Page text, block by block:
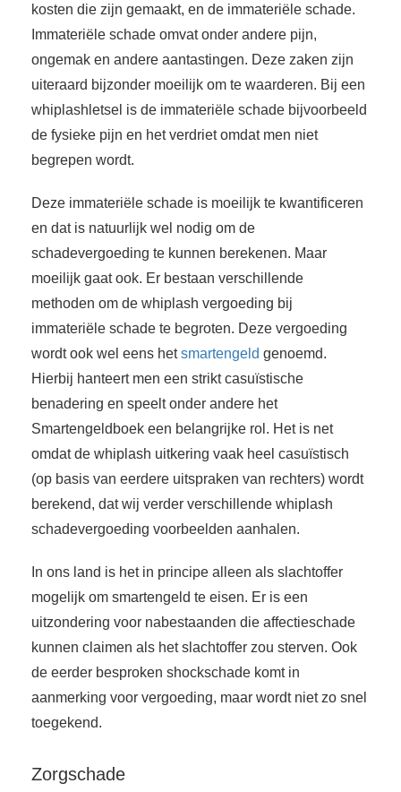
kosten die zijn gemaakt, en de immateriële schade.
Immateriële schade omvat onder andere pijn,
ongemak en andere aantastingen. Deze zaken zijn
uiteraard bijzonder moeilijk om te waarderen. Bij een
whiplashletsel is de immateriële schade bijvoorbeeld
de fysieke pijn en het verdriet omdat men niet
begrepen wordt.
Deze immateriële schade is moeilijk te kwantificeren
en dat is natuurlijk wel nodig om de
schadevergoeding te kunnen berekenen. Maar
moeilijk gaat ook. Er bestaan verschillende
methoden om de whiplash vergoeding bij
immateriële schade te begroten. Deze vergoeding
wordt ook wel eens hetsmartengeld genoemd.
Hierbij hanteert men een strikt casuïstische
benadering en speelt onder andere het
Smartengeldboek een belangrijke rol. Het is net
omdat de whiplash uitkering vaak heel casuïstisch
(op basis van eerdere uitspraken van rechters) wordt
berekend, dat wij verder verschillende whiplash
schadevergoeding voorbeelden aanhalen.
In ons land is het in principe alleen als slachtoffer
mogelijk om smartengeld te eisen. Er is een
uitzondering voor nabestaanden die affectieschade
kunnen claimen als het slachtoffer zou sterven. Ook
de eerder besproken shockschade komt in
aanmerking voor vergoeding, maar wordt niet zo snel
toegekend.
Zorgschade